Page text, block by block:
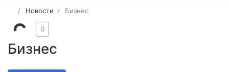
Новости Бизнес
Бизнес
0